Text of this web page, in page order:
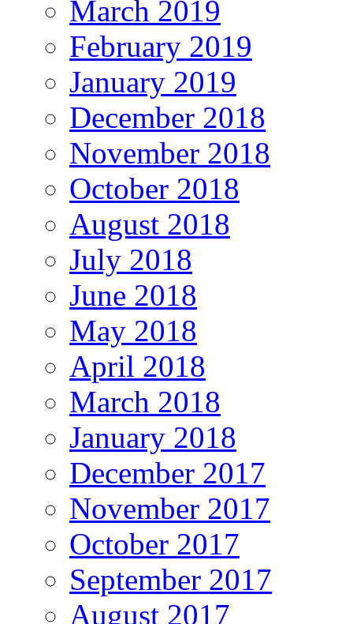
March 2019
February 2019
January 2019
December 2018
November 2018
October 2018
August 2018
July 2018
June 2018
May 2018
April 2018
March 2018
January 2018
December 2017
November 2017
October 2017
September 2017
August 2017